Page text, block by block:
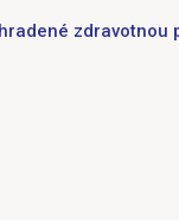
zdravotnou